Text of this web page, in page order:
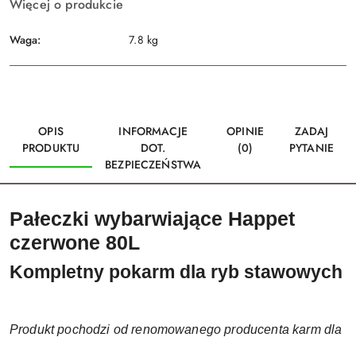
Więcej o produkcie
Waga: 7.8 kg
OPIS
PRODUKTU
INFORMACJE
DOT.
BEZPIECZEŃSTWA
OPINIE
(0)
ZADAJ
PYTANIE
Pałeczki wybarwiające Happet
czerwone 80L
Kompletny pokarm dla ryb stawowych
Produkt pochodzi od renomowanego producenta karm dla